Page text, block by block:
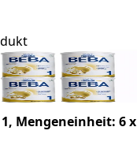
1, Mengeneinheit: 6 x